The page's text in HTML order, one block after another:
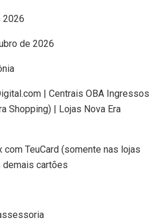
2026
de 2026
| Centrais OBA Ingressos
Shopping) | Lojas Nova Era
com TeuCard (somente nas lojas
demais cartões